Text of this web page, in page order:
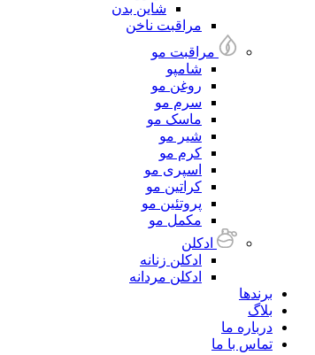
شاین بدن
مراقبت ناخن
مراقبت مو
شامپو
روغن مو
سرم مو
ماسک مو
شیر مو
کرم مو
اسپری مو
کراتین مو
پروتئین مو
مکمل مو
ادکلن
ادکلن زنانه
ادکلن مردانه
برندها
بلاگ
درباره ما
تماس با ما